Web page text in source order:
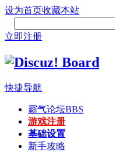
设为首页收藏本站
立即注册
快捷导航
霸气论坛BBS
游戏注册
基础设置
新手攻略